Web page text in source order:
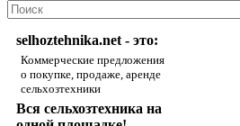
selhoztehnika.net - это:
Коммерческие предложения
о покупке, продаже, аренде
сельхозтехники
Вся сельхозтехника на